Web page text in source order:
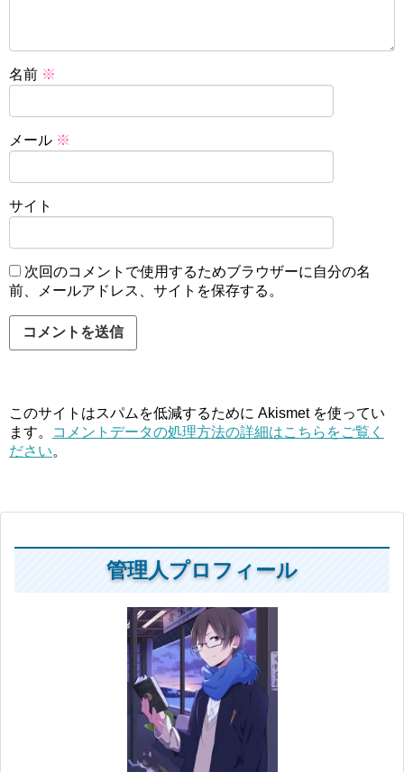
名前 ※
メール ※
サイト
次回のコメントで使用するためブラウザーに自分の名
前、メールアドレス、サイトを保存する。
このサイトはスパムを低減するために Akismet を使ってい
ます。
コメントデータの処理方法の詳細はこちらをご覧く
ださい。
管理人プロフィール